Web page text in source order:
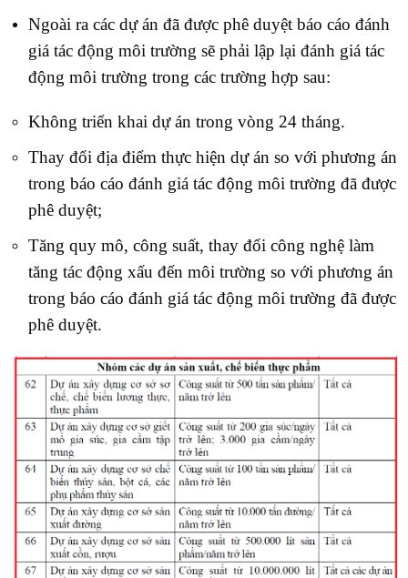
Ngoài ra các dự án đã được phê duyệt báo cáo đánh
giá tác động môi trường sẽ phải lập lại đánh giá tác
động môi trường trong các trường hợp sau:
Không triển khai dự án trong vòng 24 tháng.
Thay đổi địa điểm thực hiện dự án so với phương án
trong báo cáo đánh giá tác động môi trường đã được
phê duyệt;
Tăng quy mô, công suất, thay đổi công nghệ làm
tăng tác động xấu đến môi trường so với phương án
trong báo cáo đánh giá tác động môi trường đã được
phê duyệt.